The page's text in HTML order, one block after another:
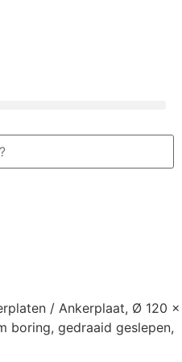
/ Ankerplaat, Ø 120 x
boring, gedraaid geslepen,